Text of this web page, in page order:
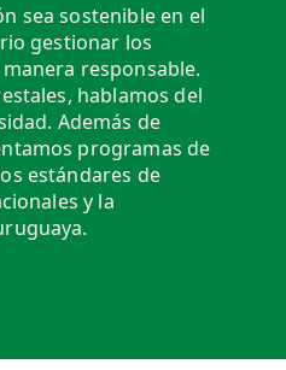
sea sostenible en el
gestionar los
responsable.
hablamos del
Además de
programas de
estándares de
y la